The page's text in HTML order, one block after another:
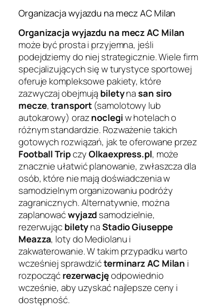
Organizacja wyjazdu na mecz AC Milan
Organizacja wyjazdu na mecz AC Milan
może być prosta i przyjemna, jeśli
podejdziemy do niej strategicznie. Wiele firm
specjalizujących się w turystyce sportowej
oferuje kompleksowe pakiety, które
zazwyczaj obejmują biletynasan siro
mecze,transport(samolotowy lub
autokarowy) oraznoclegiw hotelach o
różnym standardzie. Rozważenie takich
gotowych rozwiązań, jak te oferowane przez
Football TripczyOlkaexpress.pl, może
znacznie ułatwić planowanie, zwłaszcza dla
osób, które nie mają doświadczenia w
samodzielnym organizowaniu podróży
zagranicznych. Alternatywnie, można
zaplanowaćwyjazdsamodzielnie,
rezerwującbiletynaStadio Giuseppe
Meazza, loty do Mediolanu i
zakwaterowanie. W takim przypadku warto
wcześniej sprawdzićterminarzAC Milan i
rozpocząćrezerwacjęodpowiednio
wcześnie, aby uzyskać najlepsze ceny i
dostępność.